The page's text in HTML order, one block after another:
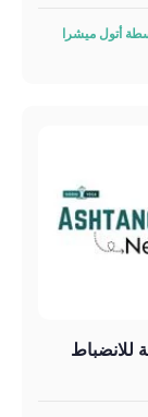
أتول ميشرا
للانضباط